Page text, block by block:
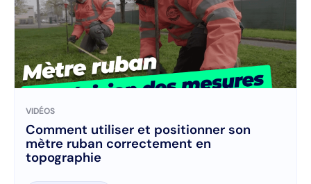
VIDÉOS
Comment utiliser et positionner son
mètre ruban correctement en
topographie